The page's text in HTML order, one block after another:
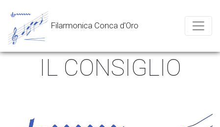
Filarmonica Conca d'Oro
IL CONSIGLIO